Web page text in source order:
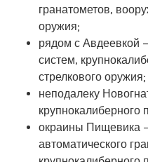
гранатометов,
оружия;
рядом с Авдеевкой
систем,
стрелкового оружия;
неподалеку
крупнокалиберного
окраины Пищевика
автоматического